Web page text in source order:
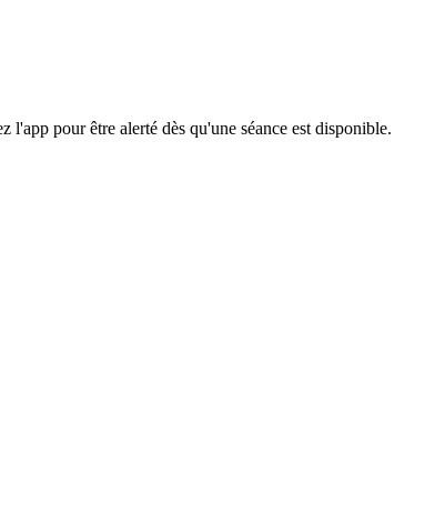
l'app pour être alerté dès qu'une séance est disponible.